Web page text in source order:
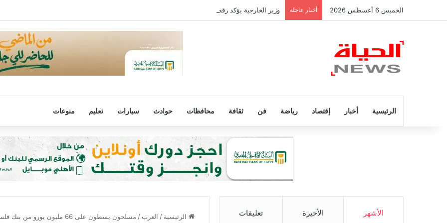
الخميس 6 أغسطس 2026 أخبار عاجلة وزير الخارجية يؤكد رفض مصر لتهجير الفلسطينيين أو المساس بالوضع فى القدس
الرئيسية أخبار إقتصاد رياضة فن ثقافة محافظات حوادث سيارات تعليم منوعات
الرئيسية / العرب / مسلحون يسطون على 66 مليون يورو من بنك فلسطين في غزة الأشهر الأخيرة تعليقات